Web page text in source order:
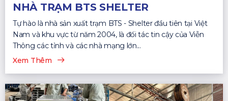
NHÀ TRẠM BTS SHELTER
Tự hào là nhà sản xuất trạm BTS - Shelter đầu tiên tại Việt
Nam và khu vực từ năm 2004, là đối tác tin cậy của Viễn
Thông các tỉnh và các nhà mạng lớn...
Xem Thêm